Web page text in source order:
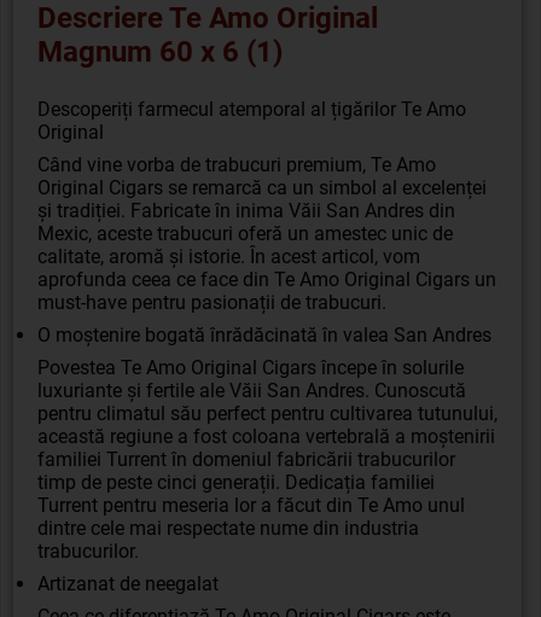
Descriere Te Amo Original
Magnum 60 x 6 (1)
Descoperiți farmecul atemporal al țigărilor Te Amo
Original
Când vine vorba de trabucuri premium, Te Amo
Original Cigars se remarcă ca un simbol al excelenței
și tradiției. Fabricate în inima Văii San Andres din
Mexic, aceste trabucuri oferă un amestec unic de
calitate, aromă și istorie. În acest articol, vom
aprofunda ceea ce face din Te Amo Original Cigars un
must-have pentru pasionații de trabucuri.
O moștenire bogată înrădăcinată în valea San Andres
Povestea Te Amo Original Cigars începe în solurile
luxuriante și fertile ale Văii San Andres. Cunoscută
pentru climatul său perfect pentru cultivarea tutunului,
această regiune a fost coloana vertebrală a moștenirii
familiei Turrent în domeniul fabricării trabucurilor
timp de peste cinci generații. Dedicația familiei
Turrent pentru meseria lor a făcut din Te Amo unul
dintre cele mai respectate nume din industria
trabucurilor.
Artizanat de neegalat